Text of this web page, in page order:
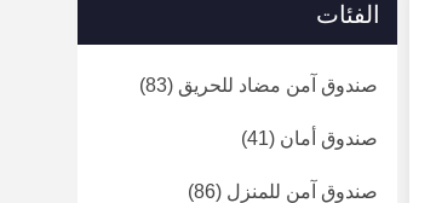
الفئات
صندوق آمن مضاد للحريق (83)
صندوق أمان (41)
صندوق آمن للمنزل (86)